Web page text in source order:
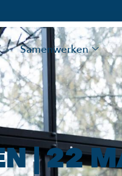
Samenwerken
| 22